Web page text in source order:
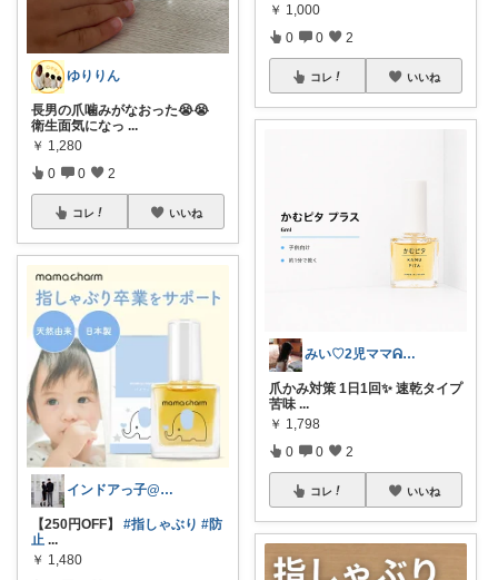
ゆりりん
長男の爪噛みがなおった😭😭
衛生面気になっ ...
￥ 1,280
0 0 2
コレ いいね
インドアっ子@ご購入ありがとうございます
【250円OFF】 #指しゃぶり #防
止 ...
￥ 1,480
￥ 1,000
0 0 2
コレ いいね
みい♡2児ママᕱ⑅ᕱﾞ
爪かみ対策 1日1回✨ 速乾タイプ
苦味 ...
￥ 1,798
0 0 2
コレ いいね